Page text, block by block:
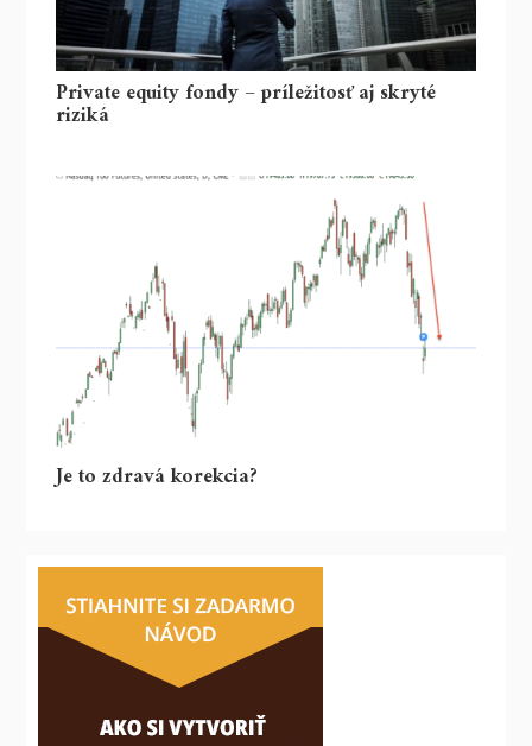
Private equity fondy – príležitosť aj skryté
riziká
Je to zdravá korekcia?